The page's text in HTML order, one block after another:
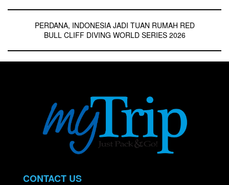
PERDANA, INDONESIA JADI TUAN RUMAH RED
BULL CLIFF DIVING WORLD SERIES 2026
CONTACT US